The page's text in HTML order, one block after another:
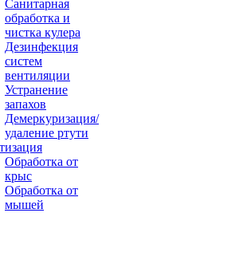
Санитарная
обработка и
чистка кулера
Дезинфекция
систем
вентиляции
Устранение
запахов
Демеркуризация/
удаление ртути
Обработка от
крыс
Обработка от
мышей